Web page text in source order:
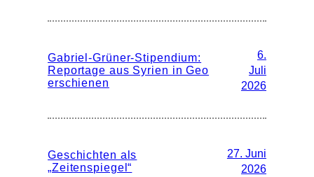
Gabriel-Grüner-Stipendium:
Reportage aus Syrien in Geo
erschienen
6.
Juli
2026
Geschichten als
„Zeitenspiegel“
27. Juni
2026